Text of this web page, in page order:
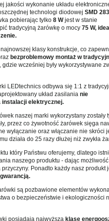
jakości wykonanie układu
technologi diodowej SMD
pobierając tylko 8 Wjest w stanie
tradycyjną żarówkę o mocy 75 W,
klasy konstrukcje, co
bezproblemowy montaż w
, gdzie wcześniej były wykorzystywane
LEDtechnics odbywa się 1:1 z
układ zasilania nie
instalacji elektrycznej.
naszej marki wykorzystany zostały
przez co żywotność żarówek sięga
wyłączanie oraz włączanie nie skróci
działa do 25 razy dłużej niż zwykła
który Państwu oferujemy, dlatego
naszego produktu - dając możliwość
Ponadto każdy nasz produkt
są pozbawione elementów
o bezpieczeństwie i ekologiczności
posiadają najwyższą klasę